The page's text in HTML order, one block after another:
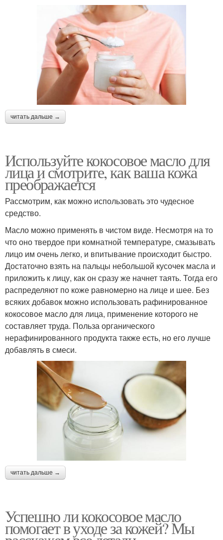
читать дальше →
Используйте кокосовое масло для
лица и смотрите, как ваша кожа
преображается
Рассмотрим, как можно использовать это чудесное
средство.
Масло можно применять в чистом виде. Несмотря на то
что оно твердое при комнатной температуре, смазывать
лицо им очень легко, и впитывание происходит быстро.
Достаточно взять на пальцы небольшой кусочек масла и
приложить к лицу, как он сразу же начнет таять. Тогда его
распределяют по коже равномерно на лице и шее. Без
всяких добавок можно использовать рафинированное
кокосовое масло для лица, применение которого не
составляет труда. Польза органического
нерафинированного продукта также есть, но его лучше
добавлять в смеси.
читать дальше →
Успешно ли кокосовое масло
помогает в уходе за кожей? Мы